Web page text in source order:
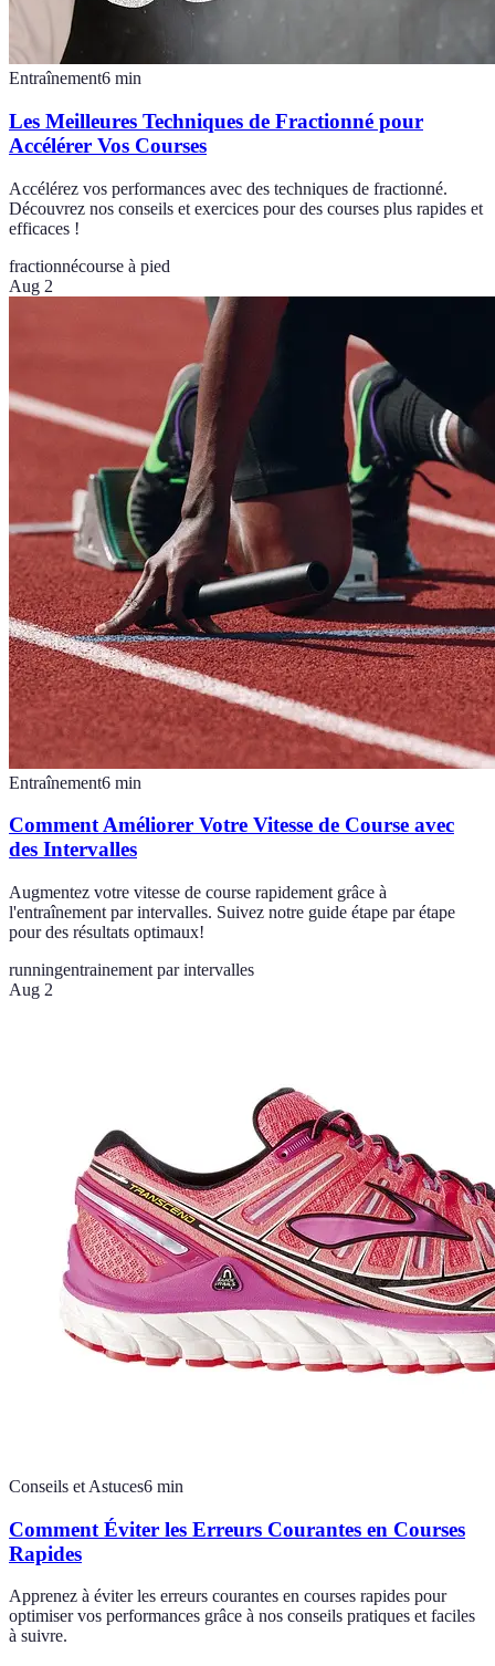
Entraînement6 min
Les Meilleures Techniques de Fractionné pour
Accélérer Vos Courses
Accélérez vos performances avec des techniques de fractionné.
Découvrez nos conseils et exercices pour des courses plus rapides et
efficaces !
fractionnécourse à pied
Aug 2
Entraînement6 min
Comment Améliorer Votre Vitesse de Course avec
des Intervalles
Augmentez votre vitesse de course rapidement grâce à
l'entraînement par intervalles. Suivez notre guide étape par étape
pour des résultats optimaux!
runningentrainement par intervalles
Aug 2
Conseils et Astuces6 min
Comment Éviter les Erreurs Courantes en Courses
Rapides
Apprenez à éviter les erreurs courantes en courses rapides pour
optimiser vos performances grâce à nos conseils pratiques et faciles
à suivre.